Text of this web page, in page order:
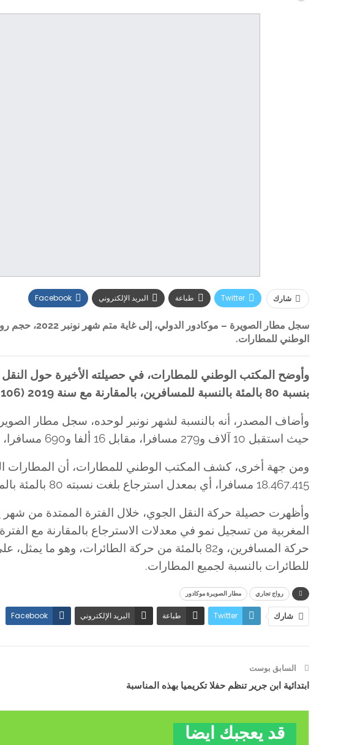
شارك Twitter طباعة البريد الإلكتروني Facebook
الوطني للمطارات.
وأوضح المكتب الوطني للمطارات، في حصيلته الأخيرة حول
بنسبة 80 بالمئة بالنسبة للمسافرين، بالمقارنة مع سنة 2019 (106 آلاف و405 مسافرين).
حيث استقبل 10 آلاف و279 مسافرا، مقابل 16 ألفا و690 مسافرا، خلال الفترة ذاتها من سنة 2019.
ومن جهة أخرى، كشف المكتب الوطني للمطارات، أن المطارات
18.467.415 مسافرا، أي بمعدل استرجاع بلغت نسبته 80 بالمئة بالمقارنة مع الفترة نفسها من سنة 2019.
للطائرات بالنسبة لجميع المطارات.
رواج تجاري مطار الصويرة موكادور
شارك Twitter طباعة البريد الإلكتروني Facebook
السابق بوست
ابتدائية ابن جرير تنظم حفلا تكريميا بهذه المناسبة
قد يعجبك ايضا